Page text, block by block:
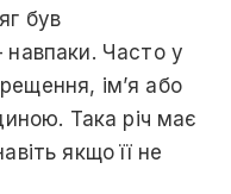
був
Часто у
ім’я або
Така річ має
якщо її не